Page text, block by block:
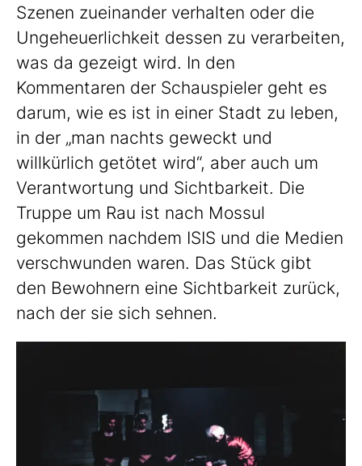
Szenen zueinander verhalten oder die
Ungeheuerlichkeit dessen zu verarbeiten,
was da gezeigt wird. In den
Kommentaren der Schauspieler geht es
darum, wie es ist in einer Stadt zu leben,
in der „man nachts geweckt und
willkürlich getötet wird“, aber auch um
Verantwortung und Sichtbarkeit. Die
Truppe um Rau ist nach Mossul
gekommen nachdem ISIS und die Medien
verschwunden waren. Das Stück gibt
den Bewohnern eine Sichtbarkeit zurück,
nach der sie sich sehnen.